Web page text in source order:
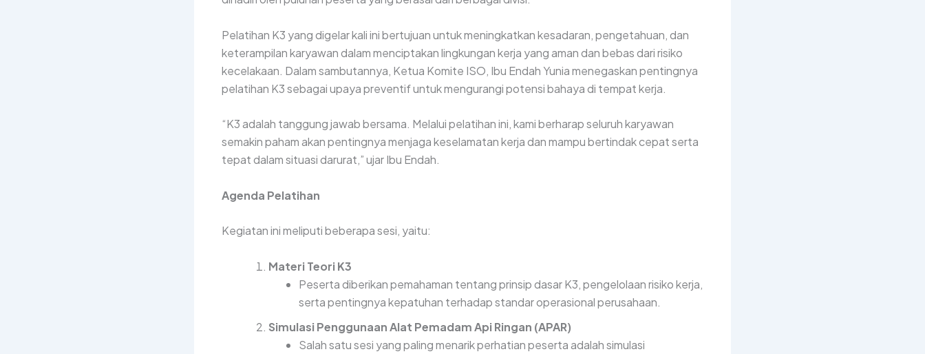
Pelatihan K3 yang digelar kali ini bertujuan untuk meningkatkan kesadaran, pengetahuan, dan
keterampilan karyawan dalam menciptakan lingkungan kerja yang aman dan bebas dari risiko
kecelakaan. Dalam sambutannya, Ketua Komite ISO, Ibu Endah Yunia menegaskan pentingnya
pelatihan K3 sebagai upaya preventif untuk mengurangi potensi bahaya di tempat kerja.
“K3 adalah tanggung jawab bersama. Melalui pelatihan ini, kami berharap seluruh karyawan
semakin paham akan pentingnya menjaga keselamatan kerja dan mampu bertindak cepat serta
tepat dalam situasi darurat,” ujar Ibu Endah.
Agenda Pelatihan
Kegiatan ini meliputi beberapa sesi, yaitu:
Materi Teori K3
Peserta diberikan pemahaman tentang prinsip dasar K3, pengelolaan risiko kerja,
serta pentingnya kepatuhan terhadap standar operasional perusahaan.
Simulasi Penggunaan Alat Pemadam Api Ringan (APAR)
Salah satu sesi yang paling menarik perhatian peserta adalah simulasi